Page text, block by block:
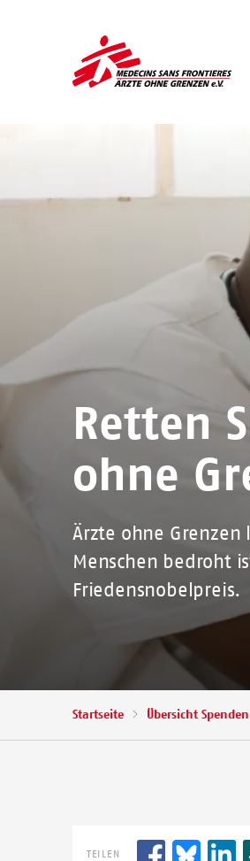
Retten
ohne
Ärzte ohne
Menschen bedroht
Friedensnobelpreis.
Pfadnavigation
Startseite Übersicht
TEILEN